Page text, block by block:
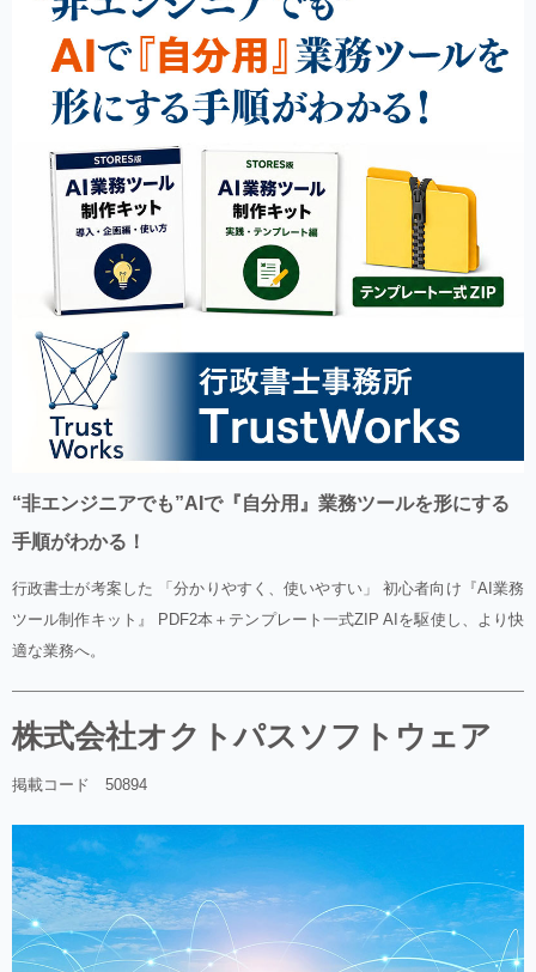
“非エンジニアでも”AIで『自分用』業務ツールを形にする
手順がわかる！
行政書士が考案した 「分かりやすく、使いやすい」 初心者向け『AI業務
ツール制作キット』 PDF2本＋テンプレート一式ZIP AIを駆使し、より快
適な業務へ。
株式会社オクトパスソフトウェア
掲載コード 50894